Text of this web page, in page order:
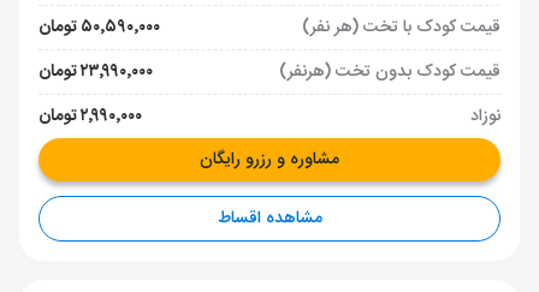
قیمت کودک با تخت (هر نفر)
۵۰٬۵۹۰٬۰۰۰ تومان
قیمت کودک بدون تخت (هرنفر)
۲۳٬۹۹۰٬۰۰۰ تومان
نوزاد
۲٬۹۹۰٬۰۰۰ تومان
مشاوره و رزرو رایگان
مشاهده اقساط